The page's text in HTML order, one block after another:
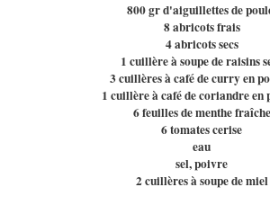
800 gr d'aiguillettes de
8 abricots frais
4 abricots secs
1 cuillère à soupe de raisins
3 cuillères à café de curry en
1 cuillère à café de coriandre en
6 feuilles de menthe fraîche
6 tomates cerise
eau
sel, poivre
2 cuillères à soupe de miel